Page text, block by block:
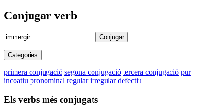
Conjugar verb
Conjugar
Categories
primera conjugació segona conjugació tercera conjugació pur
incoatiu pronominal regular irregular defectiu
Els verbs més conjugats